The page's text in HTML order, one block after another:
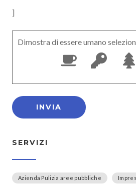
]
Dimostra di essere umano
SERVIZI
Azienda Pulizia aree pubbliche